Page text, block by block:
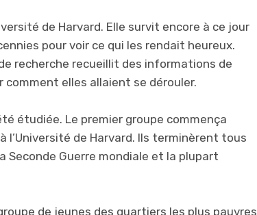
de Harvard. Elle survit encore à ce jour
pour voir ce qui les rendait heureux.
recherche recueillit des informations de
elles allaient se dérouler.
étudiée. Le premier groupe commença
l’Université de Harvard. Ils terminèrent tous
Guerre mondiale et la plupart
de jeunes des quartiers les plus pauvres